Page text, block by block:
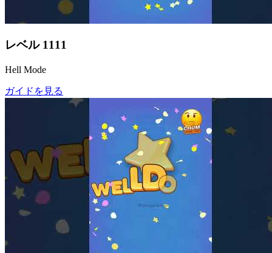
レベル 1111
Hell Mode
ガイドを見る